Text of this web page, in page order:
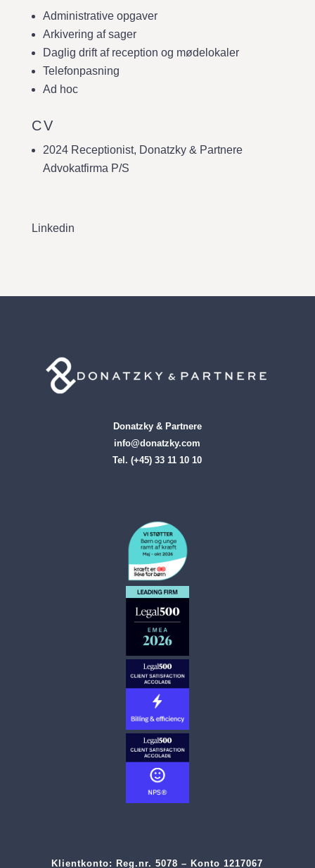
Administrative opgaver
Arkivering af sager
Daglig drift af reception og mødelokaler
Telefonpasning
Ad hoc
CV
2024 Receptionist, Donatzky & Partnere
Advokatfirma P/S
Linkedin
Donatzky & Partnere
info@donatzky.com
Tel. (+45) 33 11 10 10
Klientkonto: Reg.nr. 5078 – Konto 1217067